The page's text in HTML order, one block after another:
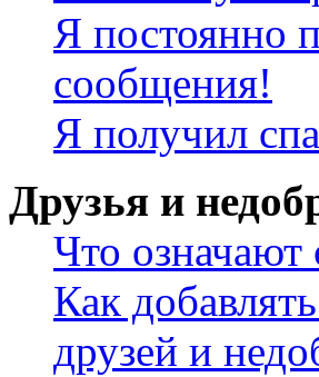
Я постоянно
сообщения!
Я получил
Друзья и
Что означают
Как
друзей и